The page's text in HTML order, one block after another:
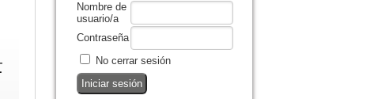
Nombre de
usuario/a
Contraseña
No cerrar sesión